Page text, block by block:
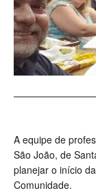
A equipe de
São João, de
planejar o início
Comunidade.